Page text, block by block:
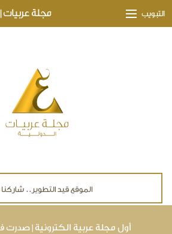
مجلة عربيات | Arabiyat Magazine التبويب
أول مجلة عربية الكترونية | صدرت في